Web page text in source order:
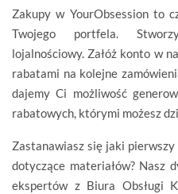
Zakupy w YourObsession to
Twojego portfela.
lojalnościowy. Załóż konto w
rabatami na kolejne
dajemy Ci możliwość
rabatowych, którymi możesz
Zastanawiasz się jaki
dotyczące materiałów? Nasz
ekspertów z Biura Obsługi